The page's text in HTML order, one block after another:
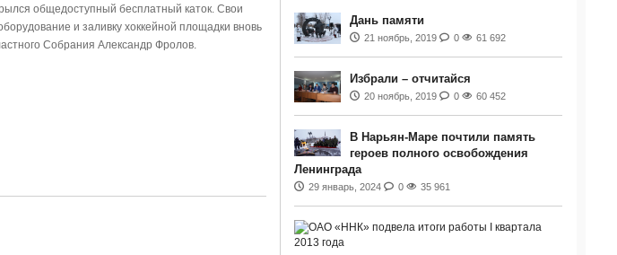
общедоступный бесплатный каток. Свои
и заливку хоккейной площадки вновь
Собрания Александр Фролов.
Дань памяти
21 ноябрь, 2019 0 61 692
Избрали – отчитайся
20 ноябрь, 2019 0 60 452
В Нарьян-Маре почтили память
героев полного освобождения
Ленинграда
29 январь, 2024 0 35 961